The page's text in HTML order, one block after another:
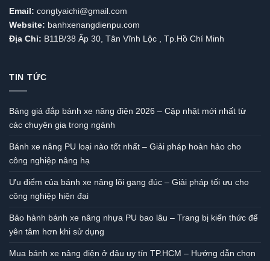
Email: congtyaichi@gmail.com
Website: banhxenangdienpu.com
Địa Chỉ: B11B/38 Ấp 30, Tân Vĩnh Lộc , Tp.Hồ Chí Minh
TIN TỨC
Bảng giá đắp bánh xe nâng điện 2026 – Cập nhật mới nhất từ
các chuyên gia trong ngành
Bánh xe nâng PU loại nào tốt nhất – Giải pháp hoàn hảo cho
công nghiệp nâng hạ
Ưu điểm của bánh xe nâng lõi gang đúc – Giải pháp tối ưu cho
công nghiệp hiện đại
Bảo hành bánh xe nâng nhựa PU bao lâu – Trang bị kiến thức để
yên tâm hơn khi sử dụng
Mua bánh xe nâng điện ở đâu uy tín TP.HCM – Hướng dẫn chọn